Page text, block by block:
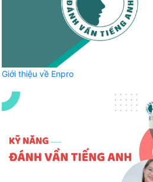
Giới thiệu về Enpro